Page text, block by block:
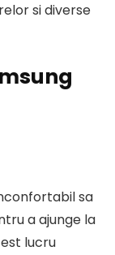
si diverse
sa
a ajunge la
lucru